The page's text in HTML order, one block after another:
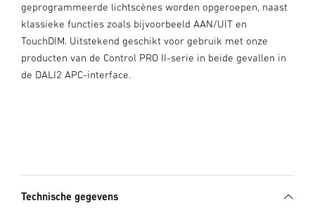
geprogrammeerde lichtscènes worden opgeroepen, naast
klassieke functies zoals bijvoorbeeld AAN/UIT en
TouchDIM. Uitstekend geschikt voor gebruik met onze
producten van de Control PRO II-serie in beide gevallen in
de DALI2 APC-interface.
Technische gegevens